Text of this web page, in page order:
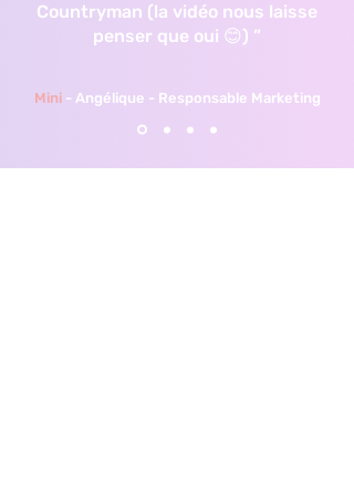
Countryman (la vidéo nous laisse
penser que oui 😊) ”
Mini- Angélique - Responsable Marketing